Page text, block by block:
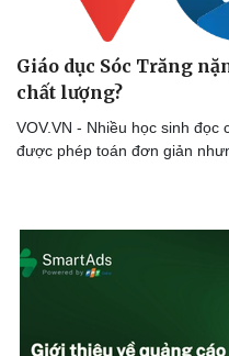
Giáo dục Sóc Trăng
chất lượng?
VOV.VN - Nhiều học sinh
được phép toán đơn giản